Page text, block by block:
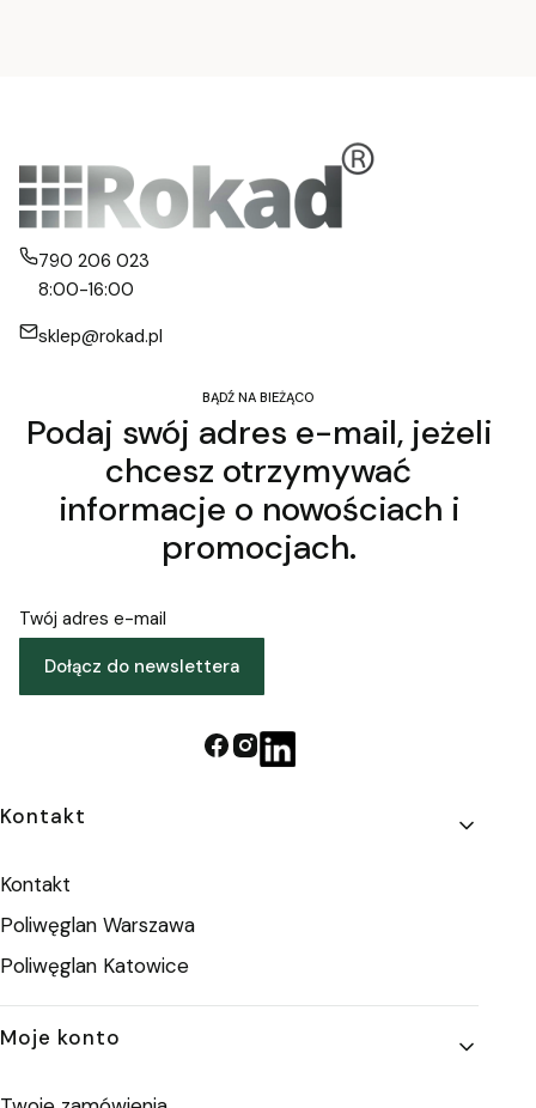
790 206 023
8:00-16:00
sklep@rokad.pl
BĄDŹ NA BIEŻĄCO
Podaj swój adres e-mail, jeżeli
chcesz otrzymywać
informacje o nowościach i
promocjach.
Twój adres e-mail
Dołącz do newslettera
Linki w stopce
Kontakt
Kontakt
Poliwęglan Warszawa
Poliwęglan Katowice
Moje konto